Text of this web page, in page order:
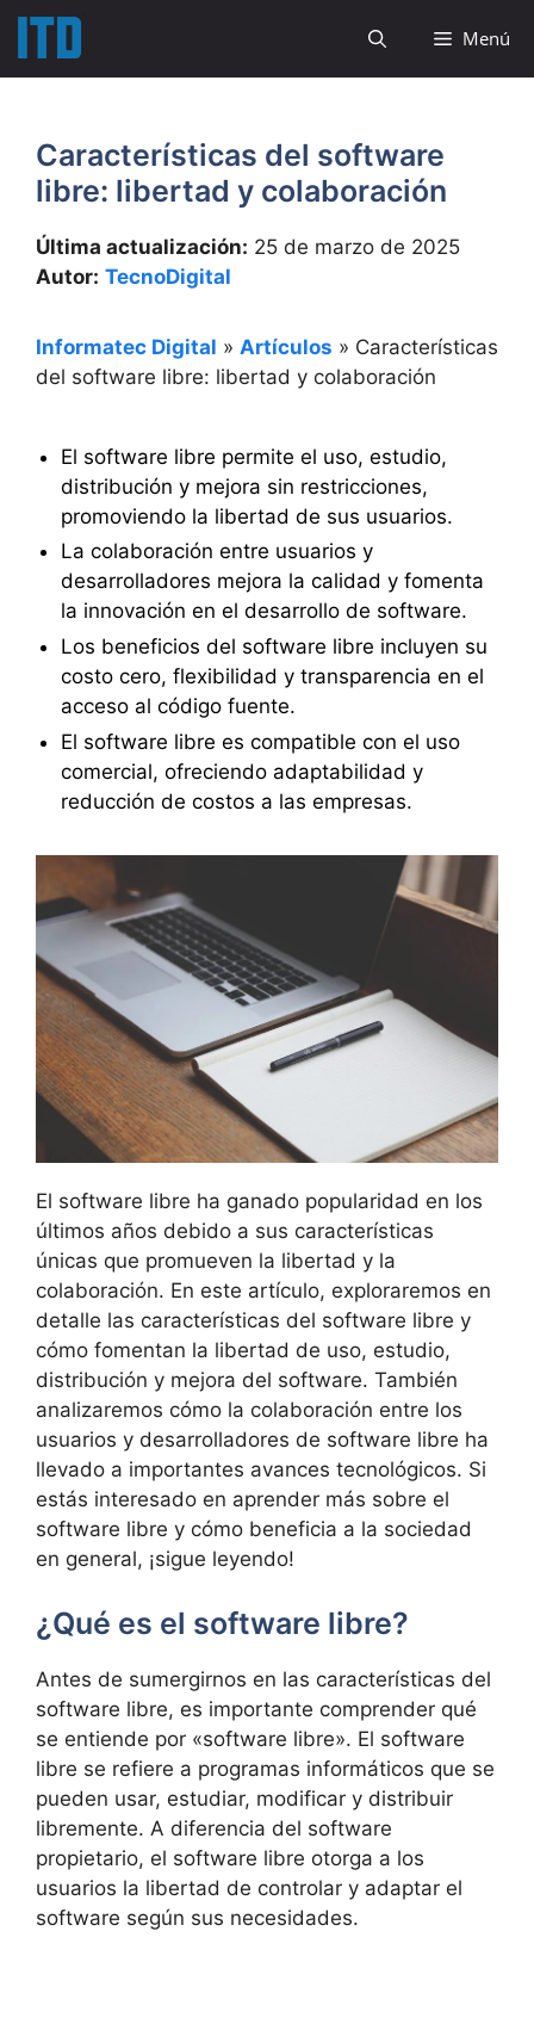
Saltar
contenido
Menú
Características del software
libre: libertad y colaboración
Última actualización: 25 de marzo de 2025
Autor: TecnoDigital
Informatec Digital » Artículos » Características
del software libre: libertad y colaboración
El software libre permite el uso, estudio,
distribución y mejora sin restricciones,
promoviendo la libertad de sus usuarios.
La colaboración entre usuarios y
desarrolladores mejora la calidad y fomenta
la innovación en el desarrollo de software.
Los beneficios del software libre incluyen su
costo cero, flexibilidad y transparencia en el
acceso al código fuente.
El software libre es compatible con el uso
comercial, ofreciendo adaptabilidad y
reducción de costos a las empresas.
El software libre ha ganado popularidad en los
últimos años debido a sus características
únicas que promueven la libertad y la
colaboración. En este artículo, exploraremos en
detalle las características del software libre y
cómo fomentan la libertad de uso, estudio,
distribución y mejora del software. También
analizaremos cómo la colaboración entre los
usuarios y desarrolladores de software libre ha
llevado a importantes avances tecnológicos. Si
estás interesado en aprender más sobre el
software libre y cómo beneficia a la sociedad
en general, ¡sigue leyendo!
¿Qué es el software libre?
Antes de sumergirnos en las características del
software libre, es importante comprender qué
se entiende por «software libre». El software
libre se refiere a programas informáticos que se
pueden usar, estudiar, modificar y distribuir
libremente. A diferencia del software
propietario, el software libre otorga a los
usuarios la libertad de controlar y adaptar el
software según sus necesidades.